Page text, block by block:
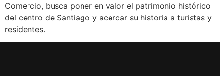
Comercio, busca poner en valor el patrimonio histórico
del centro de Santiago y acercar su historia a turistas y
residentes.